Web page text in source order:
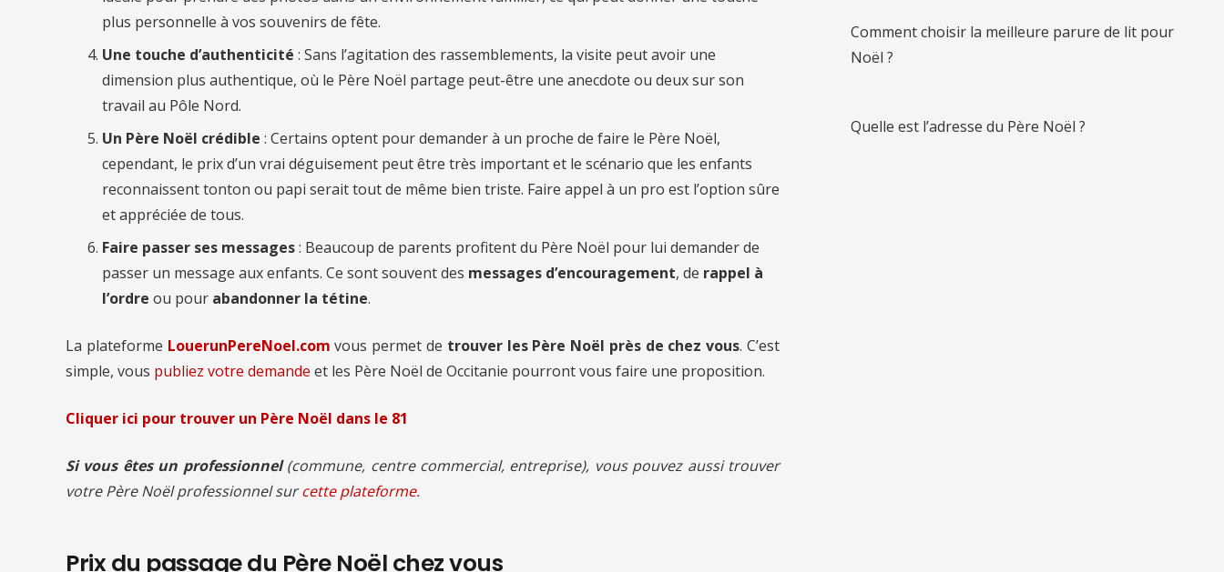
plus personnelle à vos souvenirs de fête.
Une touche d’authenticité : Sans l’agitation des rassemblements, la visite peut avoir une
dimension plus authentique, où le Père Noël partage peut-être une anecdote ou deux sur son
travail au Pôle Nord.
Un Père Noël crédible : Certains optent pour demander à un proche de faire le Père Noël,
cependant, le prix d’un vrai déguisement peut être très important et le scénario que les enfants
reconnaissent tonton ou papi serait tout de même bien triste. Faire appel à un pro est l’option sûre
et appréciée de tous.
Faire passer ses messages: Beaucoup de parents profitent du Père Noël pour lui demander de
passer un message aux enfants. Ce sont souvent des messages d’encouragement, de rappel à
l’ordre ou pour abandonner la tétine.
La plateforme LouerunPereNoel.com vous permet de trouver les Père Noël près de chez vous. C’est
simple, vous publiez votre demande et les Père Noël de Occitanie pourront vous faire une proposition.
Cliquer ici pour trouver un Père Noël dans le 81
Si vous êtes un professionnel(commune, centre commercial, entreprise), vous pouvez aussi trouver
votre Père Noël professionnel surcette plateforme.
Prix du passage du Père Noël chez vous
Comment choisir la meilleure parure de lit pour
Noël ?
Quelle est l’adresse du Père Noël ?